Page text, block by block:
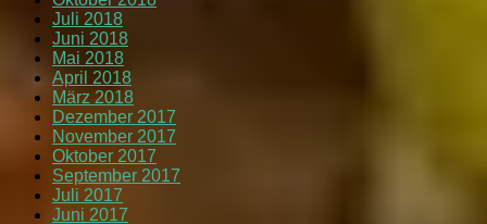
Juli 2018
Juni 2018
Mai 2018
April 2018
März 2018
Dezember 2017
November 2017
Oktober 2017
September 2017
Juli 2017
Juni 2017